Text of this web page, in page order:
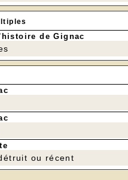
de Gignac
ou récent